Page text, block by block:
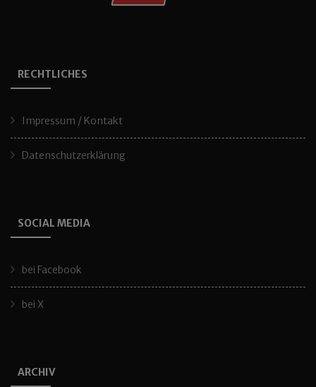
RECHTLICHES
Impressum / Kontakt
Datenschutzerklärung
SOCIAL MEDIA
bei Facebook
bei X
ARCHIV